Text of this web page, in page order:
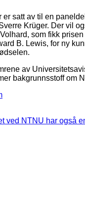
er satt av til en
Krüger. Der vil
som fikk
B. Lewis, for ny
av
bakgrunnsstoff om
ved NTNU har også